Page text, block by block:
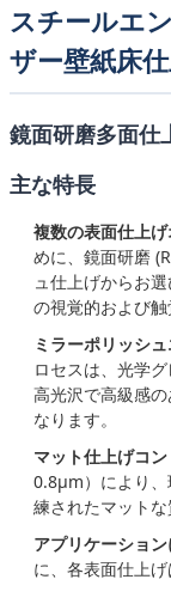
スチールエ
ザー壁紙床
鏡面研磨多面仕
主な特長
複数の表面仕上
めに、鏡面研磨
ュ仕上げからお
の視覚的および触
ミラーポリッシ
ロセスは、光学
高光沢で高級感
なります。
マット仕上げコ
0.8μm）により
練されたマットな
アプリケーショ
に、各表面仕上